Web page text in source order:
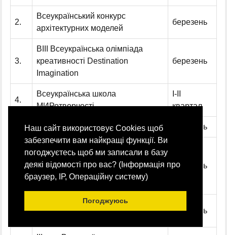
Наш сайт використовує Сookies щоб
забезпечити вам найкращі функції. Ви
погоджуєтесь щоб ми записали в базу
деякі відомості про вас? (Інформація про
браузер, ІР, Операційну систему)
Погоджуюсь
2.
Всеукраїнський конкурс
архітектурних моделей
березень
3.
ВІIІ Всеукраїнська олімпіада
креативності Destination
Imagination
березень
4.
Всеукраїнська школа
МИРотворчості
І-ІІ
квартал
Міжнароднийдень числа Пі березень
Всеукраїнська конференція
"Леся Українка у
вимірахнаціональної і світової
культури"
березень
Всеукраїнський конкурс
березень